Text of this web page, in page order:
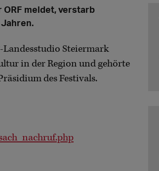
meldet, verstarb
Steiermark
in der Region und gehörte
des Festivals.